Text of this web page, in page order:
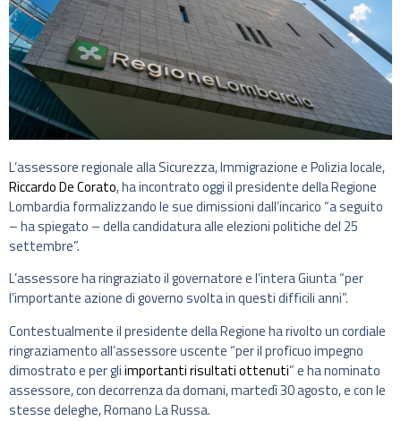
L’assessore regionale alla Sicurezza, Immigrazione e Polizia locale,
Riccardo De Corato, ha incontrato oggi il presidente della Regione
Lombardia formalizzando le sue dimissioni dall’incarico “a seguito
– ha spiegato – della candidatura alle elezioni politiche del 25
settembre”.
L’assessore ha ringraziato il governatore e l’intera Giunta “per
l’importante azione di governo svolta in questi difficili anni”.
Contestualmente il presidente della Regione ha rivolto un cordiale
ringraziamento all’assessore uscente “per il proficuo impegno
dimostrato e per gliimportanti risultati ottenuti” e ha nominato
assessore, con decorrenza da domani, martedì 30 agosto, e con le
stesse deleghe, Romano La Russa.